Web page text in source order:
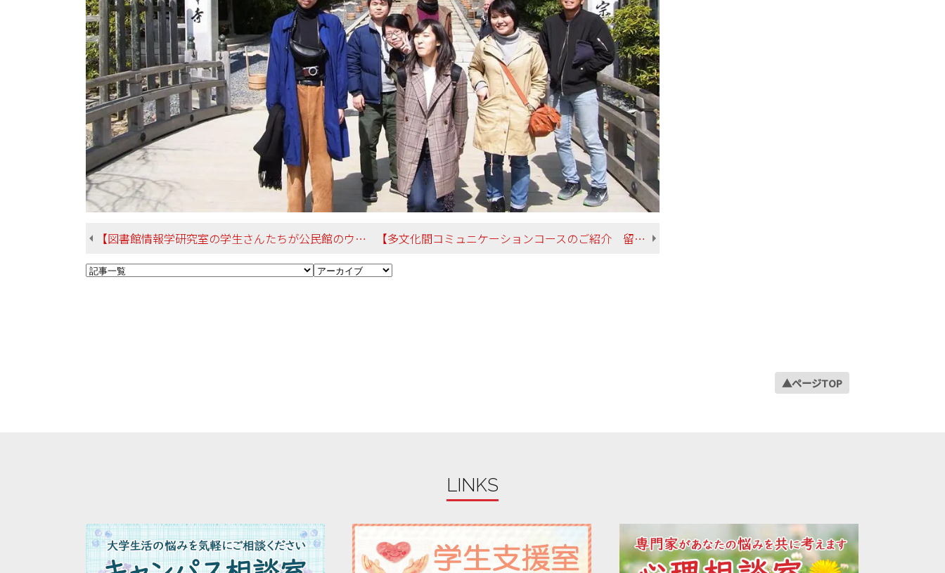
【図書館情報学研究室の学生さんたちが公民館のウォールイベントのアシスタントを担当しました！】 【多文化間コミュニケーションコースのご紹介 留学生による「学習成果発表会」が開催されました！】
2020年09月
2020年08月
▲ページTOP
LINKS